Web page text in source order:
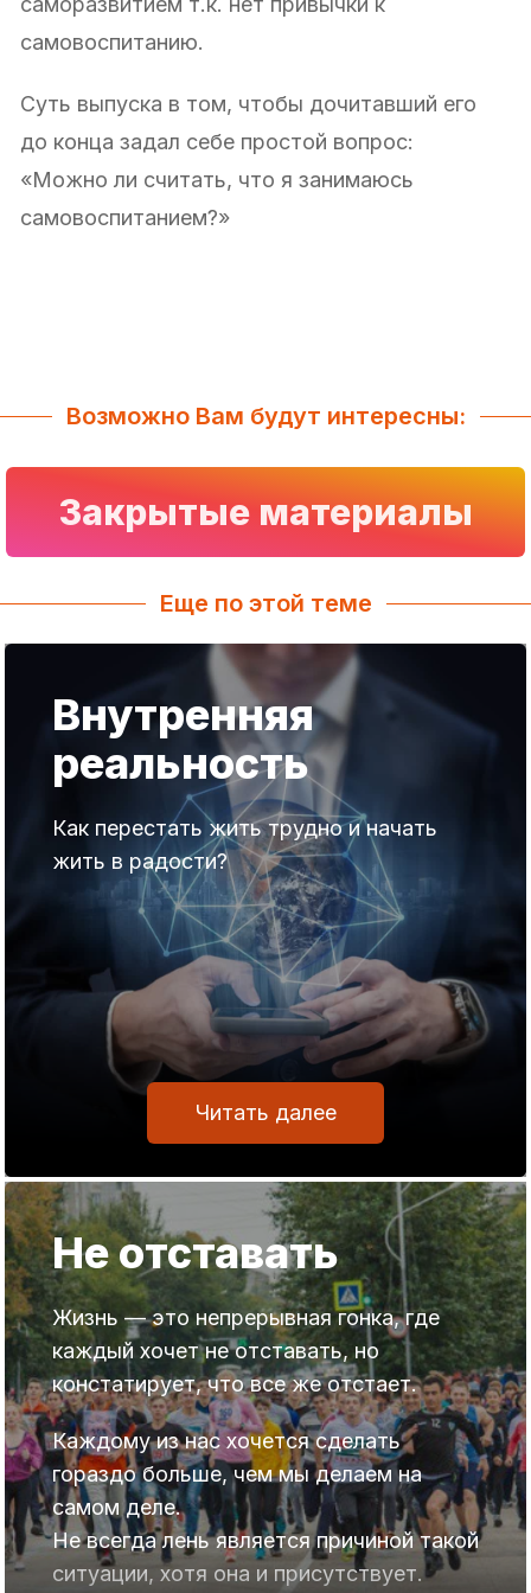
самовоспитанию.
Суть выпуска в том, чтобы дочитавший его
до конца задал себе простой вопрос:
«Можно ли считать, что я занимаюсь
самовоспитанием?»
Возможно Вам будут интересны:
Закрытые материалы
Еще по этой теме
Внутренняя
реальность
Как перестать жить трудно и начать
жить в радости?
Читать далее
Не отставать
Жизнь — это непрерывная гонка, где
каждый хочет не отставать, но
констатирует, что все же отстает.
Каждому из нас хочется сделать
гораздо больше, чем мы делаем на
самом деле.
Не всегда лень является причиной такой
ситуации, хотя она и присутствует.